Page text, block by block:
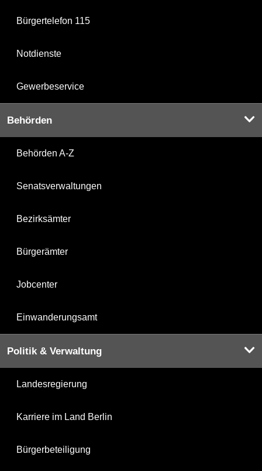
Bürgertelefon 115
Notdienste
Gewerbeservice
Behörden
Behörden A-Z
Senatsverwaltungen
Bezirksämter
Bürgerämter
Jobcenter
Einwanderungsamt
Politik & Verwaltung
Landesregierung
Karriere im Land Berlin
Bürgerbeteiligung